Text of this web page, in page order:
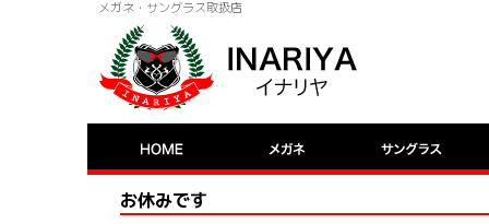
メガネ・サングラス取扱店
お休みです